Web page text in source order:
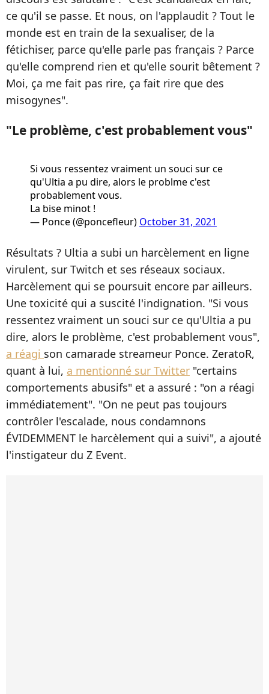
ce qu'il se passe. Et nous, on l'applaudit ? Tout le
monde est en train de la sexualiser, de la
fétichiser, parce qu'elle parle pas français ? Parce
qu'elle comprend rien et qu'elle sourit bêtement ?
Moi, ça me fait pas rire, ça fait rire que des
misogynes".
"Le problème, c'est probablement vous"
Si vous ressentez vraiment un souci sur ce
qu'Ultia a pu dire, alors le problme c'est
probablement vous.
La bise minot !
— Ponce (@poncefleur) October 31, 2021
Résultats ? Ultia a subi un harcèlement en ligne
virulent, sur Twitch et ses réseaux sociaux.
Harcèlement qui se poursuit encore par ailleurs.
Une toxicité qui a suscité l'indignation. "Si vous
ressentez vraiment un souci sur ce qu'Ultia a pu
dire, alors le problème, c'est probablement vous",
a réagi son camarade streameur Ponce. ZeratoR,
quant à lui, a mentionné sur Twitter "certains
comportements abusifs" et a assuré : "on a réagi
immédiatement". "On ne peut pas toujours
contrôler l'escalade, nous condamnons
ÉVIDEMMENT le harcèlement qui a suivi", a ajouté
l'instigateur du Z Event.